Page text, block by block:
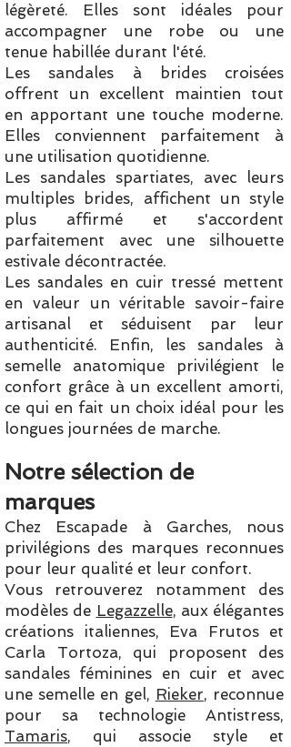
légèreté. Elles sont idéales pour
accompagner une robe ou une
tenue habillée durant l'été.
Les sandales à brides croisées
offrent un excellent maintien tout
en apportant une touche moderne.
Elles conviennent parfaitement à
une utilisation quotidienne.
Les sandales spartiates, avec leurs
multiples brides, affichent un style
plus affirmé et s'accordent
parfaitement avec une silhouette
estivale décontractée.
Les sandales en cuir tressé mettent
en valeur un véritable savoir-faire
artisanal et séduisent par leur
authenticité. Enfin, les sandales à
semelle anatomique privilégient le
confort grâce à un excellent amorti,
ce qui en fait un choix idéal pour les
longues journées de marche.
Notre sélection de
marques
Chez Escapade à Garches, nous
privilégions des marques reconnues
pour leur qualité et leur confort.
Vous retrouverez notamment des
modèles de Legazzelle, aux élégantes
créations italiennes, Eva Frutos et
Carla Tortoza, qui proposent des
sandales féminines en cuir et avec
une semelle en gel, Rieker, reconnue
pour sa technologie Antistress,
Tamaris, qui associe style et